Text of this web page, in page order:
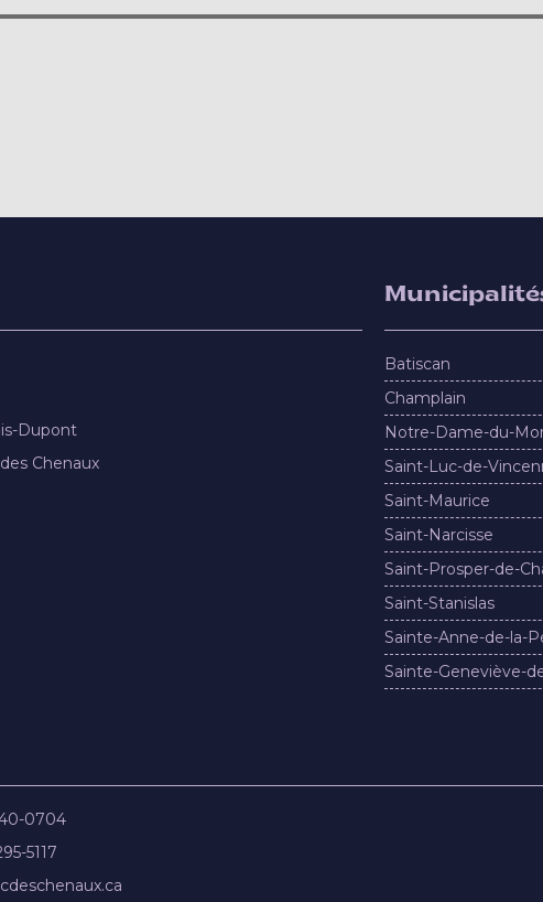
Dupont
Chenaux
Batiscan
Champlain
Notre-Dame-du-
Saint-Luc-de-
Saint-Maurice
Saint-Narcisse
Saint-Prosper-de-
Saint-Stanislas
Sainte-Anne-de-la-
Sainte-Geneviève-
0704
5117